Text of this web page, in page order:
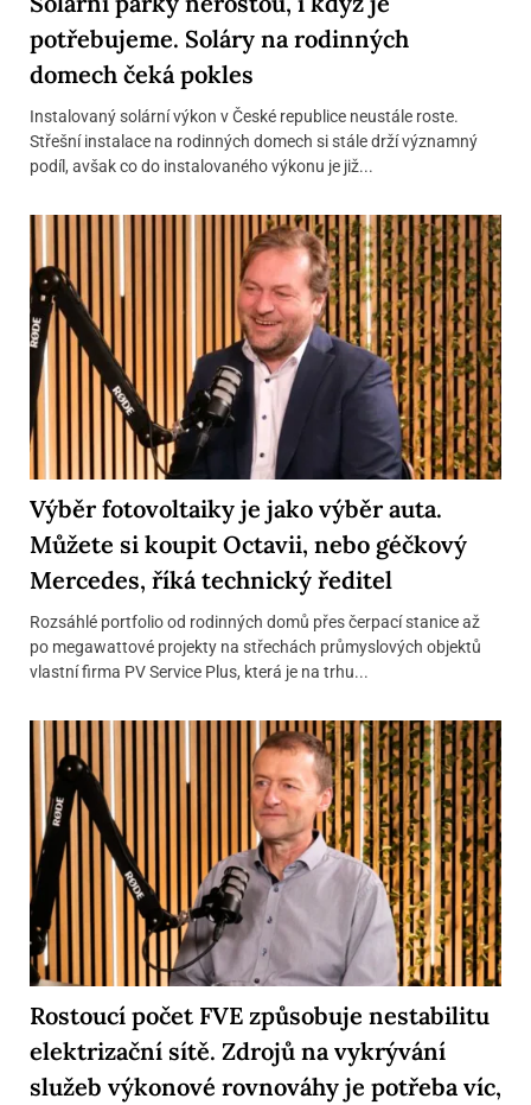
potřebujeme. Soláry na rodinných
domech čeká pokles
Instalovaný solární výkon v České republice neustále roste.
Střešní instalace na rodinných domech si stále drží významný
podíl, avšak co do instalovaného výkonu je již...
Výběr fotovoltaiky je jako výběr auta.
Můžete si koupit Octavii, nebo géčkový
Mercedes, říká technický ředitel
Rozsáhlé portfolio od rodinných domů přes čerpací stanice až
po megawattové projekty na střechách průmyslových objektů
vlastní firma PV Service Plus, která je na trhu...
Rostoucí počet FVE způsobuje nestabilitu
elektrizační sítě. Zdrojů na vykrývání
služeb výkonové rovnováhy je potřeba víc,